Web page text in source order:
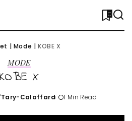
0
| Mode |KOBE X
MODE
KOBE X
Calaffard 1 Min Read